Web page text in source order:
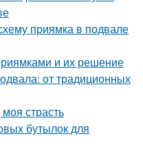
приямка в подвале
и их решение
от традиционных
страсть
бутылок для